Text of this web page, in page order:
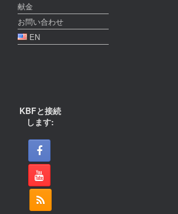
献金
お問い合わせ
EN
KBFと接続
します: